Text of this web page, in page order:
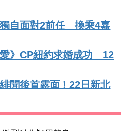
自面對2前任 換乘4嘉
愛》CP紐約求婚成功 12
聞後首露面！22日新北